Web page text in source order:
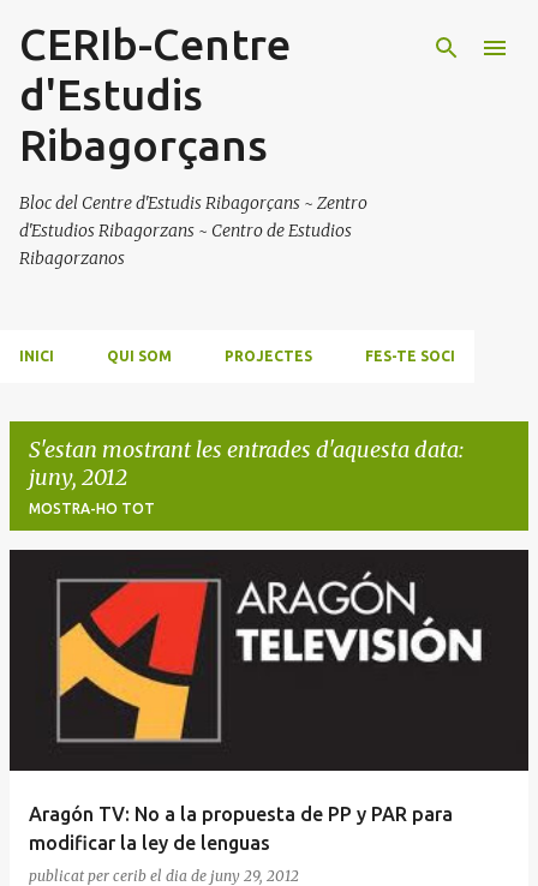
Salta al contingut principal
CERIb-Centre
d'Estudis
Ribagorçans
Bloc del Centre d'Estudis Ribagorçans ~ Zentro
d'Estudios Ribagorzans ~ Centro de Estudios
Ribagorzanos
INICI QUI SOM PROJECTES FES-TE SOCI
S'estan mostrant les entrades d'aquesta data:
juny, 2012
MOSTRA-HO TOT
Aragón TV: No a la propuesta de PP y PAR para
modificar la ley de lenguas
publicat per cerib el dia de juny 29, 2012